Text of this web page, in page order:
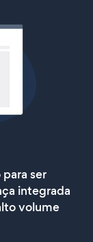
ser
integrada
volume